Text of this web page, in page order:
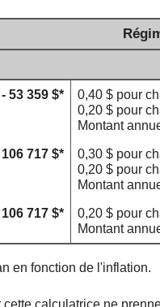
53 359 $*
0,40 $ pour
0,20 $ pour
Montant
717 $*
0,30 $ pour
0,20 $ pour
Montant
717 $*
0,20 $ pour
Montant
en fonction de l'inflation.
calculatrice ne